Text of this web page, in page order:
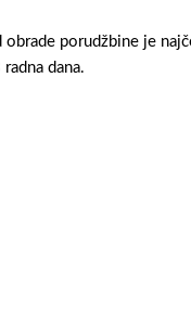
porudžbine je
dana.